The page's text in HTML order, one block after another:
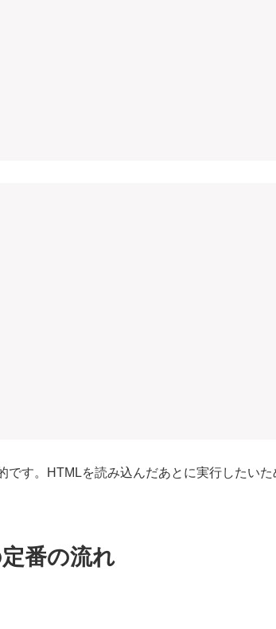
す。HTMLを読み込んだあとに実行したいた
番の流れ